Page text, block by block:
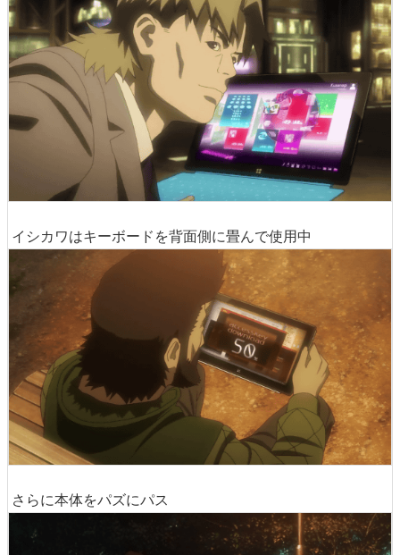
イシカワはキーボードを背面側に畳んで使用中
さらに本体をパズにパス